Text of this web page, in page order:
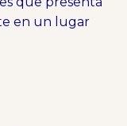
en un lugar